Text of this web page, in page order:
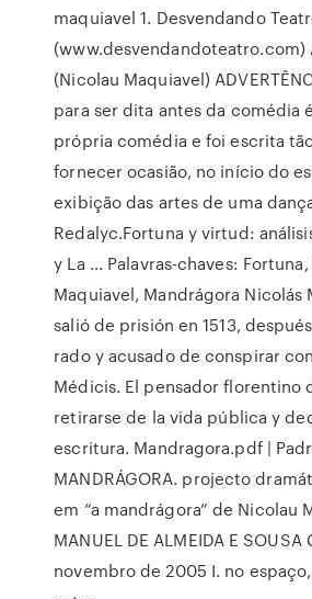
maquiavel 1. Desvendando
(www.desvendandoteatro.com)
(Nicolau Maquiavel)
para ser dita antes da comédia
própria comédia e foi escrita
fornecer ocasião, no início do
exibição das artes de uma
Redalyc.Fortuna y virtud:
y La ... Palavras-chaves:
Maquiavel, Mandrágora Nicolás
salió de prisión en 1513,
rado y acusado de conspirar
Médicis. El pensador florentino
retirarse de la vida pública y
escritura. Mandragora.pdf |
MANDRÁGORA. projecto
em “a mandrágora” de Nicolau
MANUEL DE ALMEIDA E SOUSA
novembro de 2005 I. no